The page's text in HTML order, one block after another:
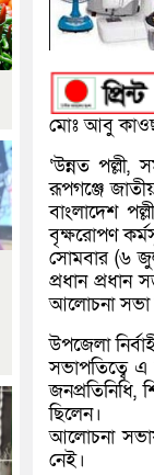
মোঃ আবু
‘উন্নত পল্লী,
রূপগঞ্জে
বাংলাদেশ
বৃক্ষরোপণ
সোমবার (৬
প্রধান
আলোচনা সভা
উপজেলা
সভাপতিত্বে এ
জনপ্রতিনিধি,
ছিলেন।
আলোচনা
নেই।